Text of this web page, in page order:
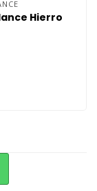
Hierro
- Grijs